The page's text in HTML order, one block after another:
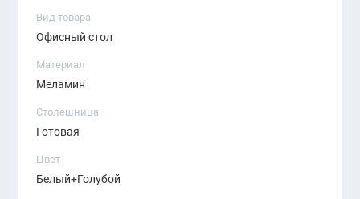
Вид товара
Офисный стол
Материал
Меламин
Столешница
Готовая
Цвет
Белый+Голубой